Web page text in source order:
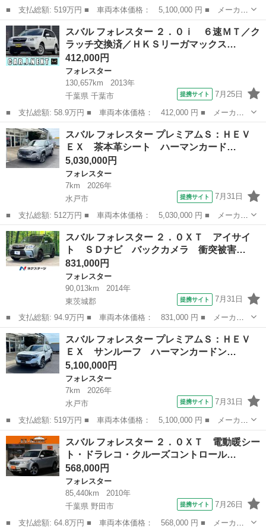
■ 支払総額: 519万円 ■ 車両本体価格： 5,100,000 円 ■ メーカー
名： スバル ■ 車種名： フォレスター ■ グレード名： プレミ
アムＳ：ＨＥＶ ＥＸ サンルーフ 茶本革シート ハーマンカード
ン ＡＣ１...
茨城 水戸市
スバル フォレスター ２．０ｉ ６速ＭＴ／ク
ラッチ交換済／ＨＫＳリーガマックス…
412,000円
フォレスター
130,657km
2013年
千葉県 千葉市
提携サイト 7月25日
■ 支払総額: 58.9万円 ■ 車両本体価格： 412,000 円 ■ メーカー
名： スバル ■ 車種名： フォレスター ■ グレード名： ２．０
ｉ ６速ＭＴ／クラッチ交換済／ＨＫＳリーガマックスプレミアムマ
フラー／ＢＢ...
千葉 千葉市
スバル フォレスター プレミアムＳ：ＨＥＶ
ＥＸ 茶本革シート ハーマンカード…
5,030,000円
フォレスター
7km
2026年
水戸市
提携サイト 7月31日
■ 支払総額: 512万円 ■ 車両本体価格： 5,030,000 円 ■ メーカー
名： スバル ■ 車種名： フォレスター ■ グレード名： プレミ
アムＳ：ＨＥＶ ＥＸ 茶本革シート ハーマンカードン ＡＣ１０
０Ｖ／１５...
茨城 水戸市
スバル フォレスター ２．０ＸＴ アイサイ
ト ＳＤナビ バックカメラ 衝突被害…
831,000円
フォレスター
90,013km
2014年
東茨城郡
提携サイト 7月31日
■ 支払総額: 94.9万円 ■ 車両本体価格： 831,000 円 ■ メーカー
名： スバル ■ 車種名： フォレスター ■ グレード名： ２．０
ＸＴ アイサイト ＳＤナビ バックカメラ 衝突被害軽減システ
ム 禁煙車 レ...
茨城 東茨城郡 フォレスター
スバル フォレスター プレミアムＳ：ＨＥＶ
ＥＸ サンルーフ ハーマンカードン…
5,100,000円
フォレスター
7km
2026年
水戸市
提携サイト 7月31日
■ 支払総額: 519万円 ■ 車両本体価格： 5,100,000 円 ■ メーカー
名： スバル ■ 車種名： フォレスター ■ グレード名： プレミ
アムＳ：ＨＥＶ ＥＸ サンルーフ ハーマンカードン ＡＣ１００
Ｖ／１５０...
茨城 水戸市
スバル フォレスター ２．０ＸＴ 電動暖シー
ト・ドラレコ・クルーズコントロール…
568,000円
フォレスター
85,440km
2010年
千葉県 野田市
提携サイト 7月26日
■ 支払総額: 64.8万円 ■ 車両本体価格： 568,000 円 ■ メーカー